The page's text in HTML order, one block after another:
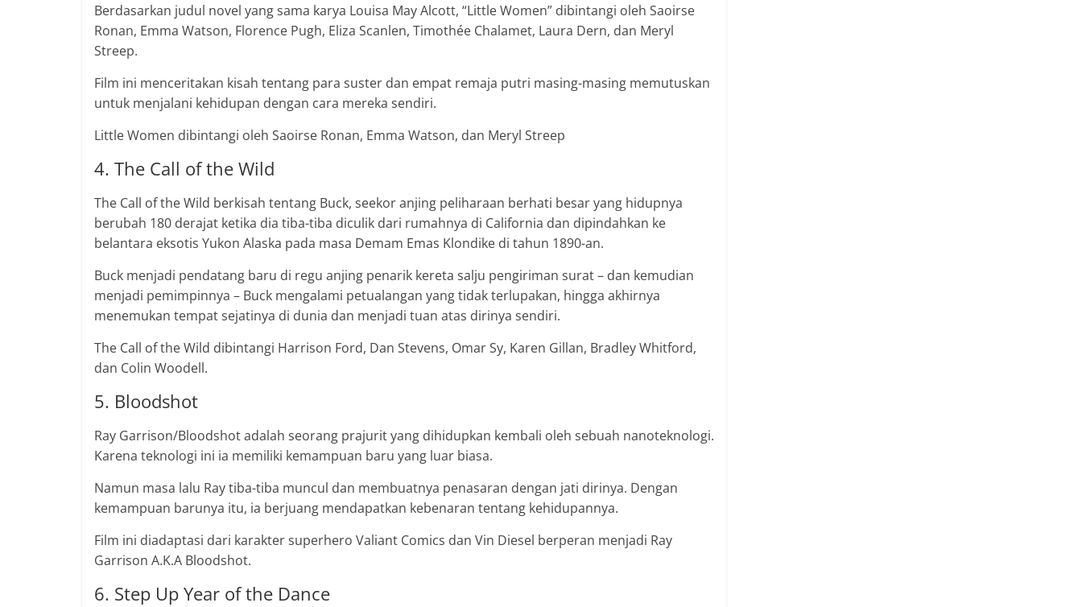
Berdasarkan judul novel yang sama karya Louisa May Alcott, “Little Women” dibintangi oleh Saoirse
Ronan, Emma Watson, Florence Pugh, Eliza Scanlen, Timothée Chalamet, Laura Dern, dan Meryl
Streep.
Film ini menceritakan kisah tentang para suster dan empat remaja putri masing-masing memutuskan
untuk menjalani kehidupan dengan cara mereka sendiri.
Little Women dibintangi oleh Saoirse Ronan, Emma Watson, dan Meryl Streep
4. The Call of the Wild
The Call of the Wild berkisah tentang Buck, seekor anjing peliharaan berhati besar yang hidupnya
berubah 180 derajat ketika dia tiba-tiba diculik dari rumahnya di California dan dipindahkan ke
belantara eksotis Yukon Alaska pada masa Demam Emas Klondike di tahun 1890-an.
Buck menjadi pendatang baru di regu anjing penarik kereta salju pengiriman surat – dan kemudian
menjadi pemimpinnya – Buck mengalami petualangan yang tidak terlupakan, hingga akhirnya
menemukan tempat sejatinya di dunia dan menjadi tuan atas dirinya sendiri.
The Call of the Wild dibintangi Harrison Ford, Dan Stevens, Omar Sy, Karen Gillan, Bradley Whitford,
dan Colin Woodell.
5. Bloodshot
Ray Garrison/Bloodshot adalah seorang prajurit yang dihidupkan kembali oleh sebuah nanoteknologi.
Karena teknologi ini ia memiliki kemampuan baru yang luar biasa.
Namun masa lalu Ray tiba-tiba muncul dan membuatnya penasaran dengan jati dirinya. Dengan
kemampuan barunya itu, ia berjuang mendapatkan kebenaran tentang kehidupannya.
Film ini diadaptasi dari karakter superhero Valiant Comics dan Vin Diesel berperan menjadi Ray
Garrison A.K.A Bloodshot.
6. Step Up Year of the Dance